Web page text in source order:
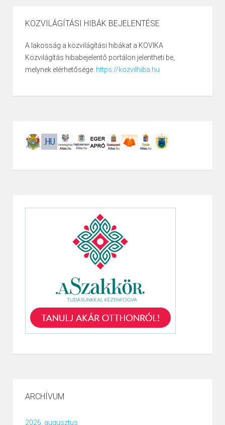
KÖZVILÁGÍTÁSI HIBÁK BEJELENTÉSE
A lakosság a közvilágítási hibákat a KOVIKA
Közvilágítás hibabejelentő portálon jelentheti be,
melynek elérhetősége: https://kozvilhiba.hu
ARCHÍVUM
2026. augusztus